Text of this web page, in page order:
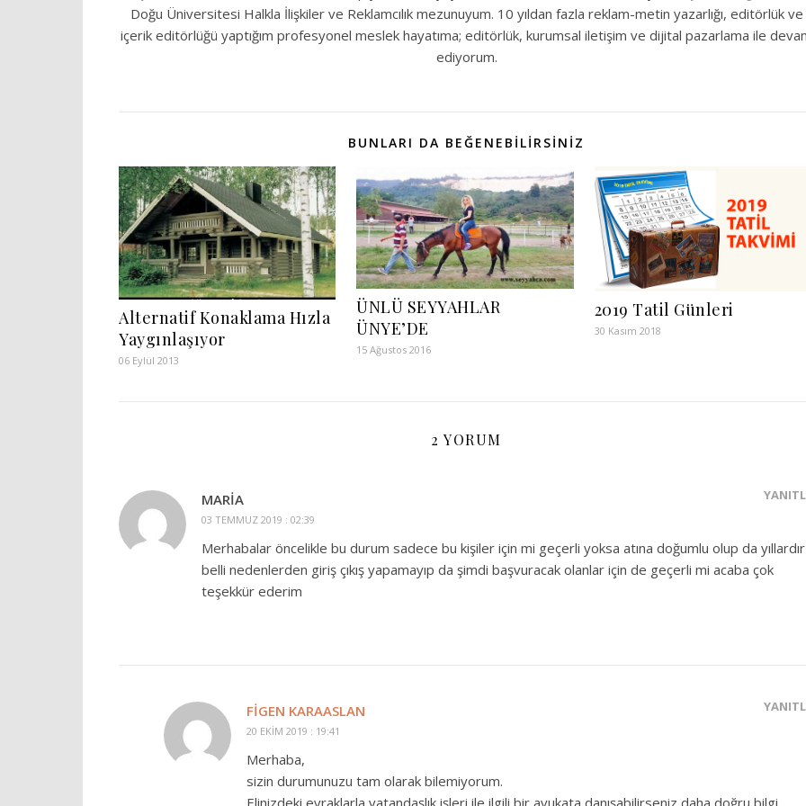
Doğu Üniversitesi Halkla İlişkiler ve Reklamcılık mezunuyum. 10 yıldan fazla reklam-metin yazarlığı, editörlük ve
içerik editörlüğü yaptığım profesyonel meslek hayatıma; editörlük, kurumsal iletişim ve dijital pazarlama ile
ediyorum.
BUNLARI DA BEĞENEBILIRSINIZ
Alternatif Konaklama Hızla
Yaygınlaşıyor
06 Eylül 2013
ÜNLÜ SEYYAHLAR
ÜNYE’DE
15 Ağustos 2016
2019 Tatil Günleri
30 Kasım 2018
2 YORUM
MARIA
03 TEMMUZ 2019 : 02:39
Merhabalar öncelikle bu durum sadece bu kişiler için mi geçerli yoksa atına doğumlu olup da yıllardır
belli nedenlerden giriş çıkış yapamayıp da şimdi başvuracak olanlar için de geçerli mi acaba çok
teşekkür ederim
FIGEN KARAASLAN
20 EKIM 2019 : 19:41
Merhaba,
sizin durumunuzu tam olarak bilemiyorum.